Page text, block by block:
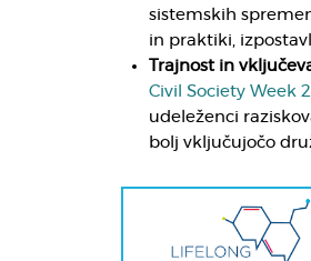
sistemskih
in praktiki,
Trajnost in
Civil Society Week
udeleženci
bolj vključujočo